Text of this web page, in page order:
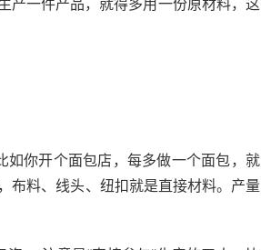
产一件产品，就得多用一份原材料，这
如你开个面包店，每多做一个面包，就
布料、线头、纽扣就是直接材料。产量